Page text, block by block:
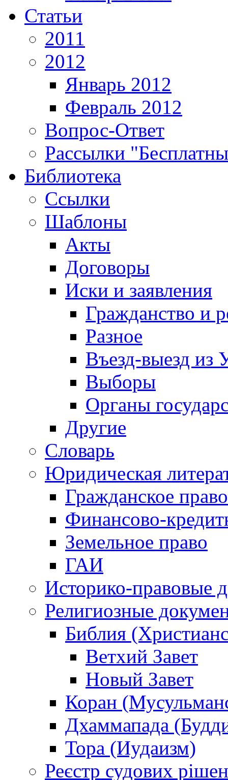
Статьи
2011
2012
Январь 2012
Февраль 2012
Вопрос-Ответ
Рассылки
Библиотека
Ссылки
Шаблоны
Акты
Договоры
Иски и заявления
Гражданство и
Разное
Въезд-выезд из
Выборы
Органы
Другие
Словарь
Юридическая
Гражданское право
Финансово-
Земельное право
ГАИ
Историко-правовые
Религиозные
Библия
Ветхий Завет
Новый Завет
Коран
Дхаммапада
Тора (Иудаизм)
Реєстр судових